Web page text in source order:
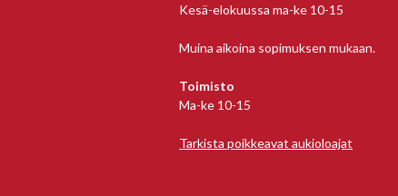
Kesä-elokuussa ma-ke 10-15
Muina aikoina sopimuksen mukaan.
Toimisto
Ma-ke 10-15
Tarkista poikkeavat aukioloajat